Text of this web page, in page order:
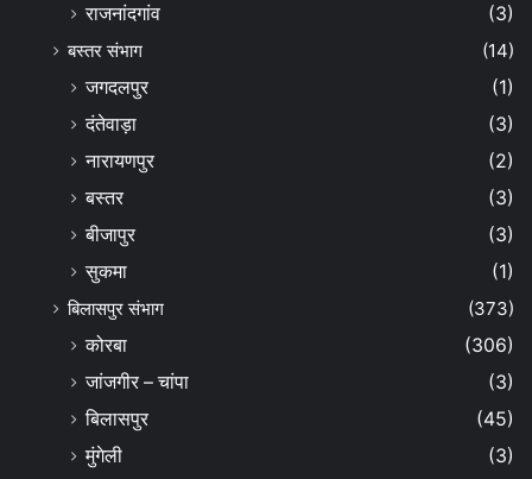
राजनांदगांव
(3)
बस्तर संभाग
(14)
जगदलपुर
(1)
दंतेवाड़ा
(3)
नारायणपुर
(2)
बस्तर
(3)
बीजापुर
(3)
सुकमा
(1)
बिलासपुर संभाग
(373)
कोरबा
(306)
जांजगीर – चांपा
(3)
बिलासपुर
(45)
मुंगेली
(3)